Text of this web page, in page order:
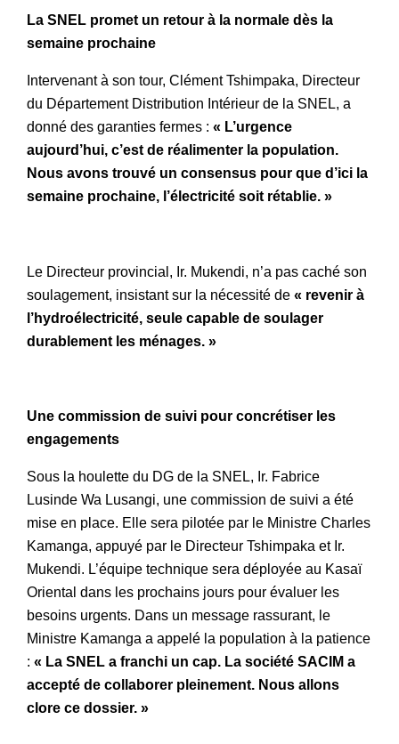
La SNEL promet un retour à la normale dès la
semaine prochaine
Intervenant à son tour, Clément Tshimpaka, Directeur
du Département Distribution Intérieur de la SNEL, a
donné des garanties fermes : « L’urgence
aujourd’hui, c’est de réalimenter la population.
Nous avons trouvé un consensus pour que d’ici la
semaine prochaine, l’électricité soit rétablie. »
Le Directeur provincial, Ir. Mukendi, n’a pas caché son
soulagement, insistant sur la nécessité de « revenir à
l’hydroélectricité, seule capable de soulager
durablement les ménages. »
Une commission de suivi pour concrétiser les
engagements
Sous la houlette du DG de la SNEL, Ir. Fabrice
Lusinde Wa Lusangi, une commission de suivi a été
mise en place. Elle sera pilotée par le Ministre Charles
Kamanga, appuyé par le Directeur Tshimpaka et Ir.
Mukendi. L’équipe technique sera déployée au Kasaï
Oriental dans les prochains jours pour évaluer les
besoins urgents. Dans un message rassurant, le
Ministre Kamanga a appelé la population à la patience
: « La SNEL a franchi un cap. La société SACIM a
accepté de collaborer pleinement. Nous allons
clore ce dossier. »